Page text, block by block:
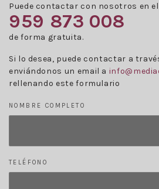
Puede contactar con nosotros en
959 873 008
de forma gratuita.
Si lo desea, puede contactar a
enviándonos un email a
rellenando este formulario
NOMBRE COMPLETO
TELÉFONO